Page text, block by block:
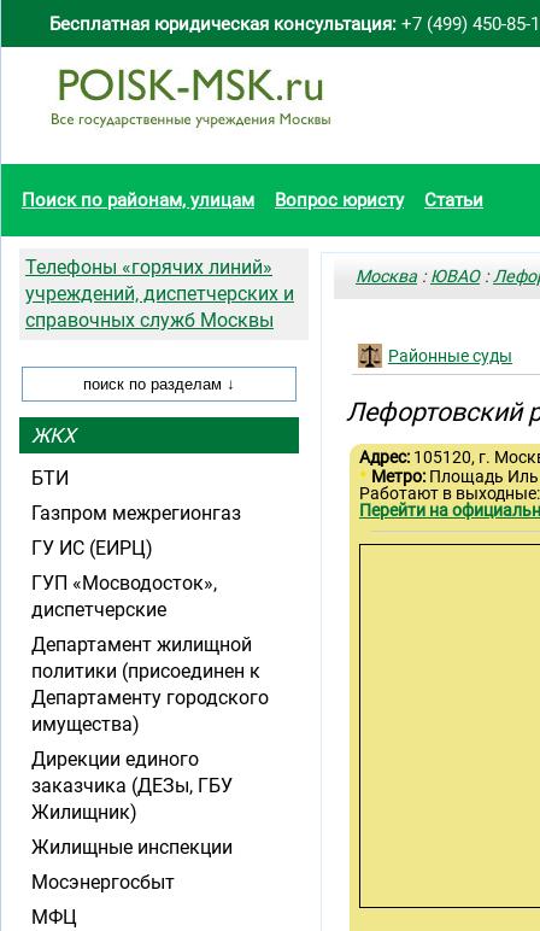
Бесплатная юридическая консультация: +7 (499) 450-85-
Поиск по районам, улицам Вопрос юристу Статьи
Москва :ЮВАО:
Районные суды
Лефортовский
Адрес: 105120, г.
• Метро: Площадь
Работают в
Перейти на
Телефоны «горячих линий»
учреждений, диспетчерских и
справочных служб Москвы
ЖКХ
БТИ
Газпром межрегионгаз
ГУ ИС (ЕИРЦ)
ГУП «Мосводосток»,
диспетчерские
Департамент жилищной
политики (присоединен к
Департаменту городского
имущества)
Дирекции единого
заказчика (ДЕЗы, ГБУ
Жилищник)
Жилищные инспекции
Мосэнергосбыт
МФЦ